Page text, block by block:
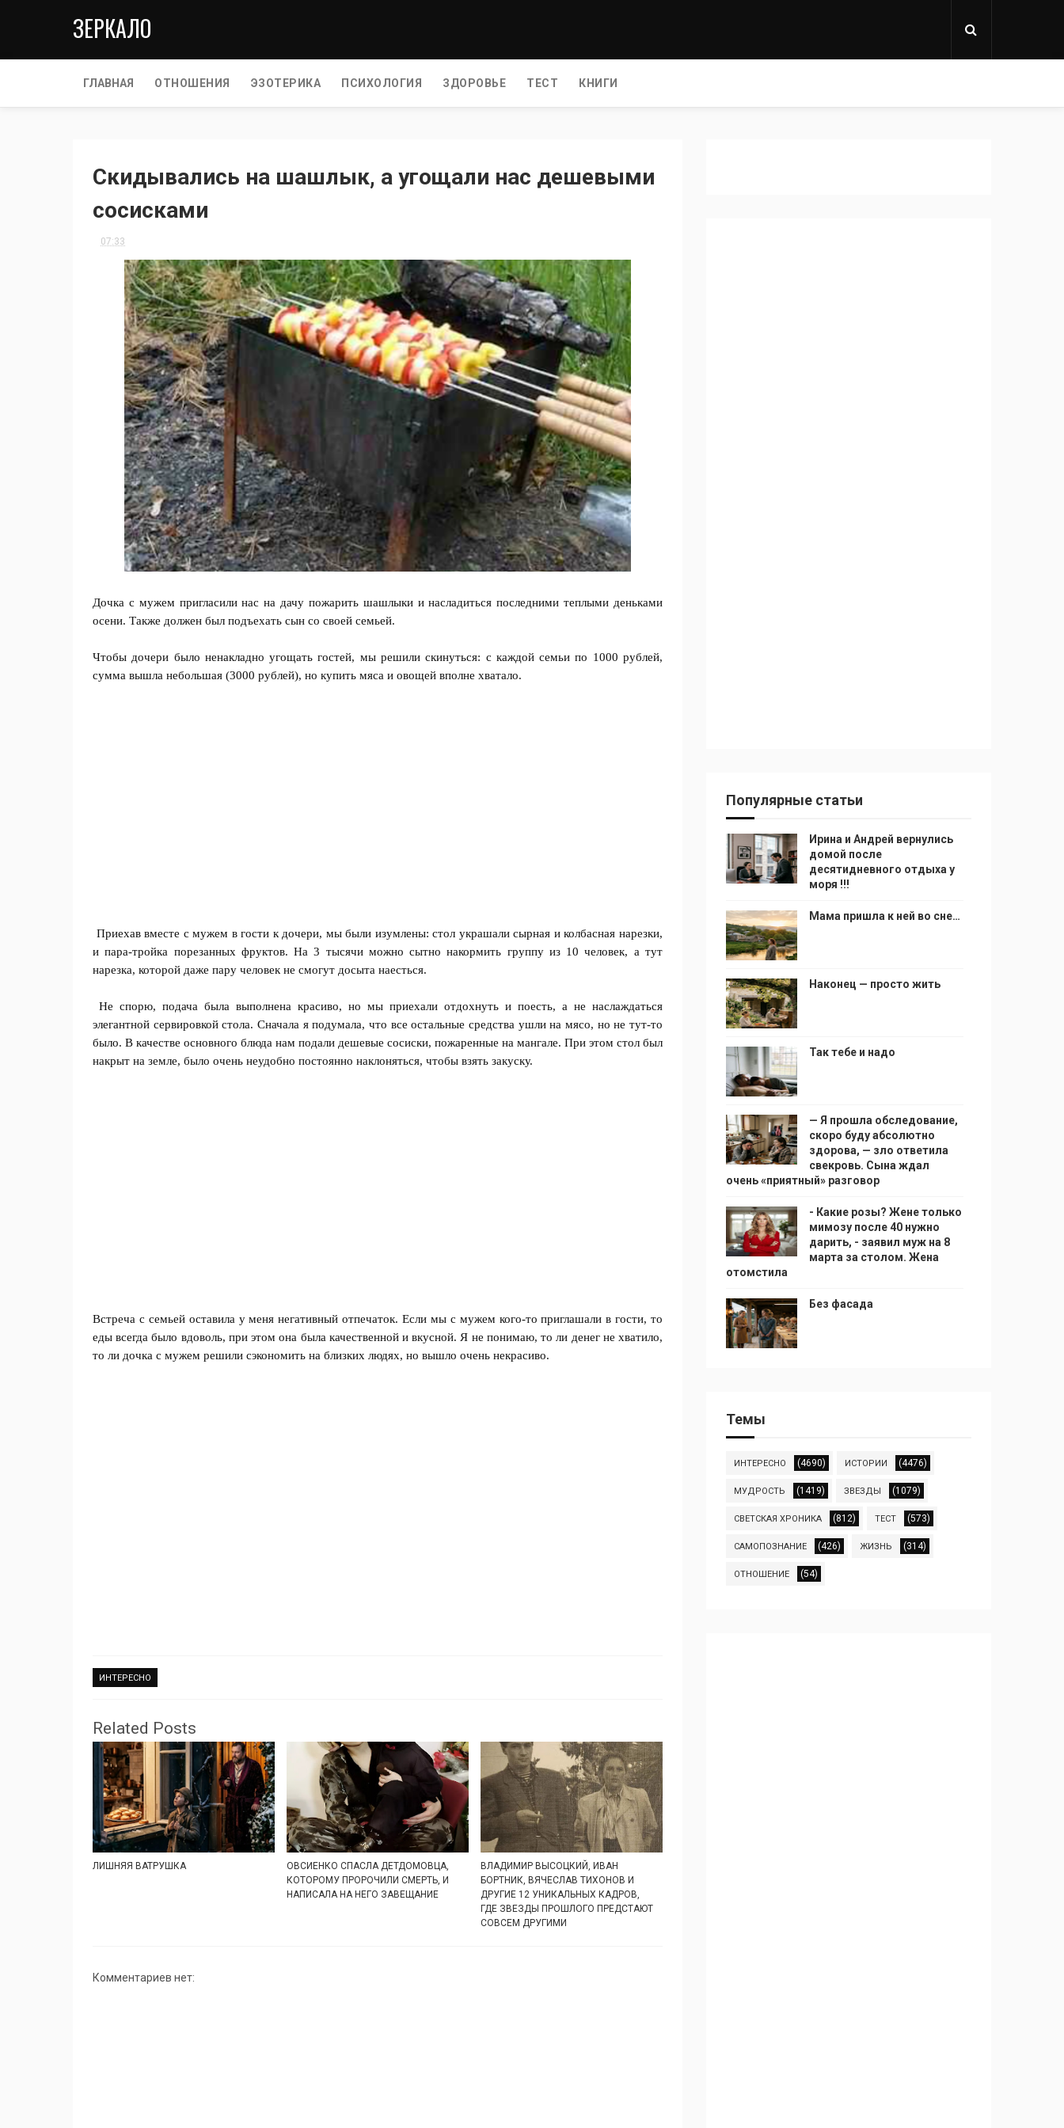
ЗЕРКАЛО
ГЛАВНАЯ ОТНОШЕНИЯ ЭЗОТЕРИКА ПСИХОЛОГИЯ ЗДОРОВЬЕ ТЕСТ КНИГИ
Скидывались на шашлык, а угощали нас дешевыми
сосисками
07:33
Дочка с мужем пригласили нас на дачу пожарить шашлыки и насладиться последними теплыми деньками
осени. Также должен был подъехать сын со своей семьей.
Чтобы дочери было ненакладно угощать гостей, мы решили скинуться: с каждой семьи по 1000 рублей,
сумма вышла небольшая (3000 рублей), но купить мяса и овощей вполне хватало.
Приехав вместе с мужем в гости к дочери, мы были изумлены: стол украшали сырная и колбасная нарезки,
и пара-тройка порезанных фруктов. На 3 тысячи можно сытно накормить группу из 10 человек, а тут
нарезка, которой даже пару человек не смогут досыта наесться.
Не спорю, подача была выполнена красиво, но мы приехали отдохнуть и поесть, а не наслаждаться
элегантной сервировкой стола. Сначала я подумала, что все остальные средства ушли на мясо, но не тут-то
было. В качестве основного блюда нам подали дешевые сосиски, пожаренные на мангале. При этом стол был
накрыт на земле, было очень неудобно постоянно наклоняться, чтобы взять закуску.
Встреча с семьей оставила у меня негативный отпечаток. Если мы с мужем кого-то приглашали в гости, то
еды всегда было вдоволь, при этом она была качественной и вкусной. Я не понимаю, то ли денег не хватило,
то ли дочка с мужем решили сэкономить на близких людях, но вышло очень некрасиво.
ИНТЕРЕСНО
Related Posts
ЛИШНЯЯ ВАТРУШКА
ОВСИЕНКО СПАСЛА ДЕТДОМОВЦА,
КОТОРОМУ ПРОРОЧИЛИ СМЕРТЬ, И
НАПИСАЛА НА НЕГО ЗАВЕЩАНИЕ
ВЛАДИМИР ВЫСОЦКИЙ, ИВАН
БОРТНИК, ВЯЧЕСЛАВ ТИХОНОВ И
ДРУГИЕ 12 УНИКАЛЬНЫХ КАДРОВ,
ГДЕ ЗВЕЗДЫ ПРОШЛОГО ПРЕДСТАЮТ
СОВСЕМ ДРУГИМИ
Комментариев нет:
Популярные статьи
Ирина и Андрей вернулись
домой после
десятидневного отдыха у
моря !!!
Мама пришла к ней во сне…
Наконец — просто жить
Так тебе и надо
— Я прошла обследование,
скоро буду абсолютно
здорова, — зло ответила
свекровь. Сына ждал
очень «приятный» разговор
- Какие розы? Жене только
мимозу после 40 нужно
дарить, - заявил муж на 8
марта за столом. Жена
отомстила
Без фасада
Темы
ИНТЕРЕСНО (4690) ИСТОРИИ (4476)
МУДРОСТЬ (1419) ЗВЕЗДЫ (1079)
СВЕТСКАЯ ХРОНИКА (812) ТЕСТ (573)
САМОПОЗНАНИЕ (426) ЖИЗНЬ (314)
ОТНОШЕНИЕ (54)